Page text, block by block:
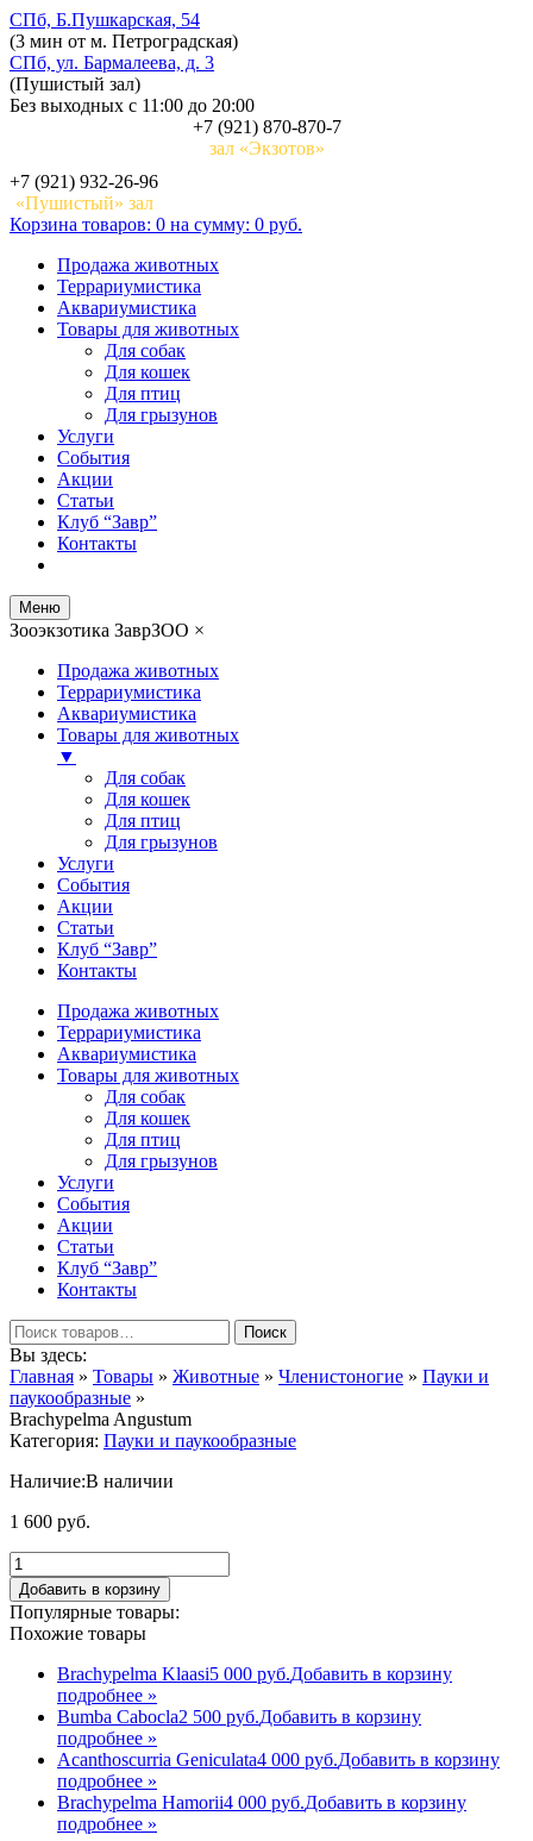
СПб, Б.Пушкарская, 54
(3 мин от м. Петроградская)
СПб, ул. Бармалеева, д. 3
(Пушистый зал)
Без выходных с 11:00 до 20:00
+7 (921) 870-870-7
зал «Экзотов»
+7 (921) 932-26-96
«Пушистый» зал
Корзина товаров: 0 на сумму: 0 руб.
Продажа животных
Террариумистика
Аквариумистика
Товары для животных
Для собак
Для кошек
Для птиц
Для грызунов
Услуги
События
Акции
Статьи
Клуб “Завр”
Контакты
Меню
Зооэкзотика ЗаврЗОО ×
Продажа животных
Террариумистика
Аквариумистика
Товары для животных
▼
Для собак
Для кошек
Для птиц
Для грызунов
Услуги
События
Акции
Статьи
Клуб “Завр”
Контакты
Продажа животных
Террариумистика
Аквариумистика
Товары для животных
Для собак
Для кошек
Для птиц
Для грызунов
Услуги
События
Акции
Статьи
Клуб “Завр”
Контакты
Поиск
Вы здесь:
Главная » Товары » Животные » Членистоногие » Пауки и
паукообразные »
Brachypelma Angustum
Категория: Пауки и паукообразные
Наличие:В наличии
1 600 руб.
Добавить в корзину
Популярные товары:
Похожие товары
Brachypelma Klaasi5 000 руб.Добавить в корзину
подробнее »
Bumba Cabocla2 500 руб.Добавить в корзину
подробнее »
Acanthoscurria Geniculata4 000 руб.Добавить в корзину
подробнее »
Brachypelma Hamorii4 000 руб.Добавить в корзину
подробнее »